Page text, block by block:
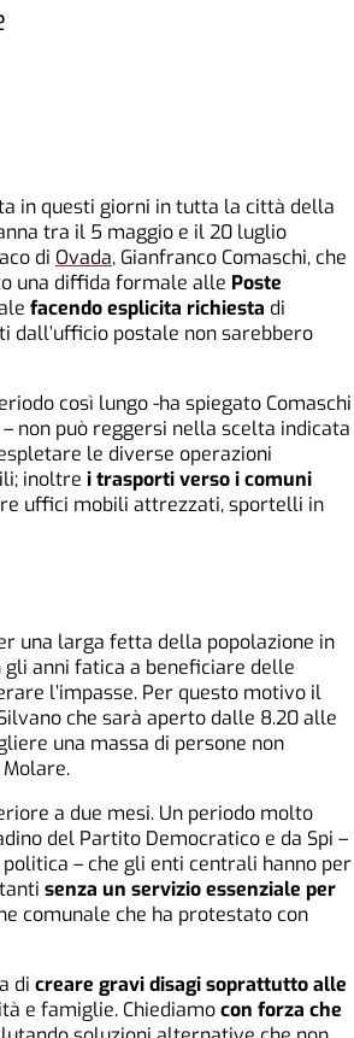
in questi giorni in tutta la città della
tra il 5 maggio e il 20 luglio
di Ovada, Gianfranco Comaschi, che
una diffida formale alle Poste
facendo esplicita richiesta di
postale non sarebbero
così lungo -ha spiegato Comaschi
non può reggersi nella scelta indicata
le diverse operazioni
inoltre i trasporti verso i comuni
uffici mobili attrezzati, sportelli in
una larga fetta della popolazione in
anni fatica a beneficiare delle
l’impasse. Per questo motivo il
che sarà aperto dalle 8.20 alle
una massa di persone non
a due mesi. Un periodo molto
del Partito Democratico e da Spi –
politica – che gli enti centrali hanno per
senza un servizio essenziale per
comunale che ha protestato con
di creare gravi disagi soprattutto alle
e famiglie. Chiediamocon forza che